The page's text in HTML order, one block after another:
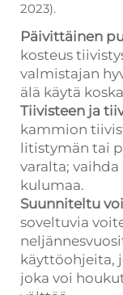
2023).
Päivittäinen
kosteus
valmistajan
älä käytä
Tiivisteen ja
kammion
litistymän tai
varalta;
kulumaa.
Suunniteltu
soveltuvia
käyttöohjeita,
joka voi